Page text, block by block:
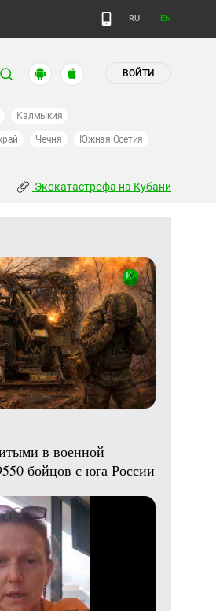
RU EN
ВОЙТИ
Калмыкия
Чечня Южная Осетия
Экокатастрофа на Кубани
в военной
бойцов с юга России